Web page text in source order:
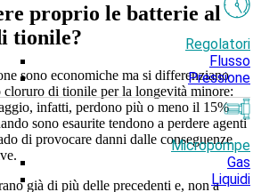
Regolatori
Flusso
Pressione
Micropompe
Gas
Liquidi
proprio le batterie al
tionile?
sono economiche ma si differenziano
di tionile per la longevità minore:
infatti, perdono più o meno il 15%
sono esaurite tendono a perdere agenti
di provocare danni dalle conseguenze
già di più delle precedenti e, non a